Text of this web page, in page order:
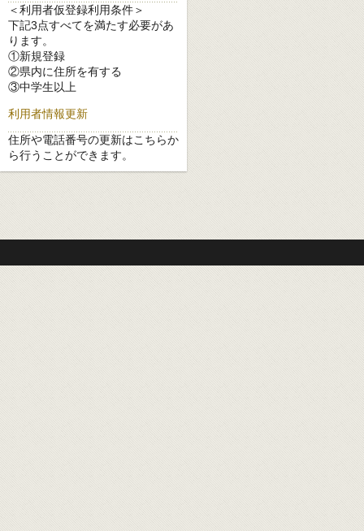
＜利用者仮登録利用条件＞
下記3点すべてを満たす必要があ
ります。
①新規登録
②県内に住所を有する
③中学生以上
利用者情報更新
住所や電話番号の更新はこちらか
ら行うことができます。